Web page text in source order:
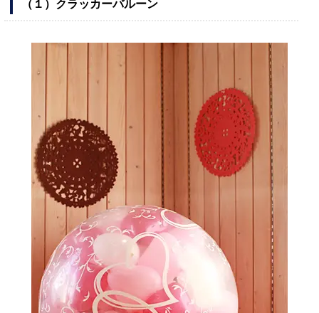
（１）クラッカーバルーン